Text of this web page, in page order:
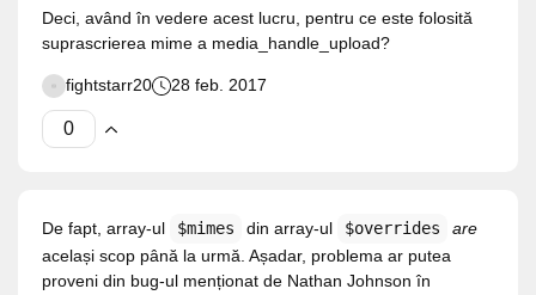
Deci, având în vedere acest lucru, pentru ce este folosită
suprascrierea mime a media_handle_upload?
fightstarr20 28 feb. 2017
De fapt, array-ul $mimes din array-ul $overrides
are
același scop până la urmă. Așadar, problema ar putea
proveni din bug-ul menționat de Nathan Johnson în